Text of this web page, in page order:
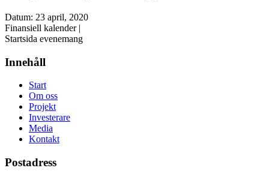
Datum: 23 april, 2020
Finansiell kalender |
Startsida evenemang
Innehåll
Start
Om oss
Projekt
Investerare
Media
Kontakt
Postadress